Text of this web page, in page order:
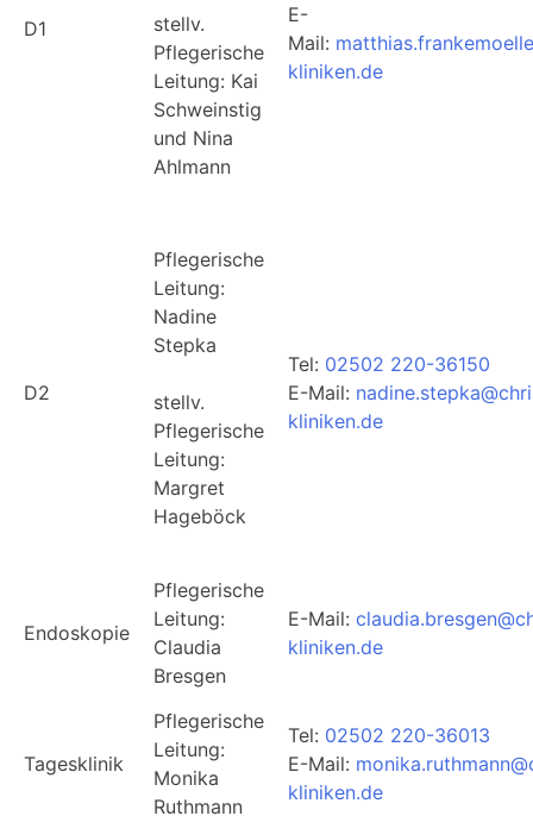
D1
stellv.
Pflegerische
Leitung: Kai
Schweinstig
und Nina
Ahlmann
E-
Mail:
kliniken.de
D2
Pflegerische
Leitung:
Nadine
Stepka
stellv.
Pflegerische
Leitung:
Margret
Hageböck
Tel: 02502 220-36150
E-Mail:
kliniken.de
Endoskopie
Pflegerische
Leitung:
Claudia
Bresgen
E-Mail:
kliniken.de
Tagesklinik
Pflegerische
Leitung:
Monika
Ruthmann
Tel: 02502 220-36013
E-Mail:
kliniken.de